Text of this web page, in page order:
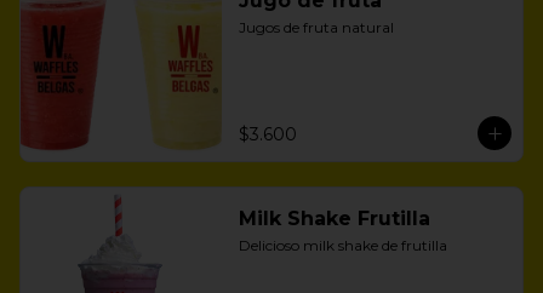
Jugos de fruta natural
$3.600
Milk Shake Frutilla
Delicioso milk shake de frutilla